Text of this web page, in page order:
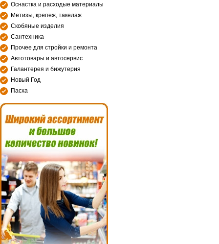
Оснастка и расходые материалы
Метизы, крепеж, такелаж
Скобяные изделия
Сантехника
Прочее для стройки и ремонта
Автотовары и автосервис
Галантерея и бижутерия
Новый Год
Пасха